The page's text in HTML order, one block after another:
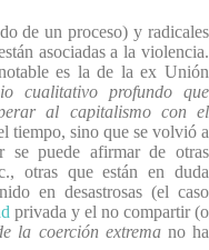
de un proceso) y radicales
asociadas a la violencia.
es la de la ex Unión
cualitativo profundo que
al capitalismo con el
tiempo, sino que se volvió a
se puede afirmar de otras
otras que están en duda
en desastrosas (el caso
privada y el no compartir (o
la coerción extremano ha